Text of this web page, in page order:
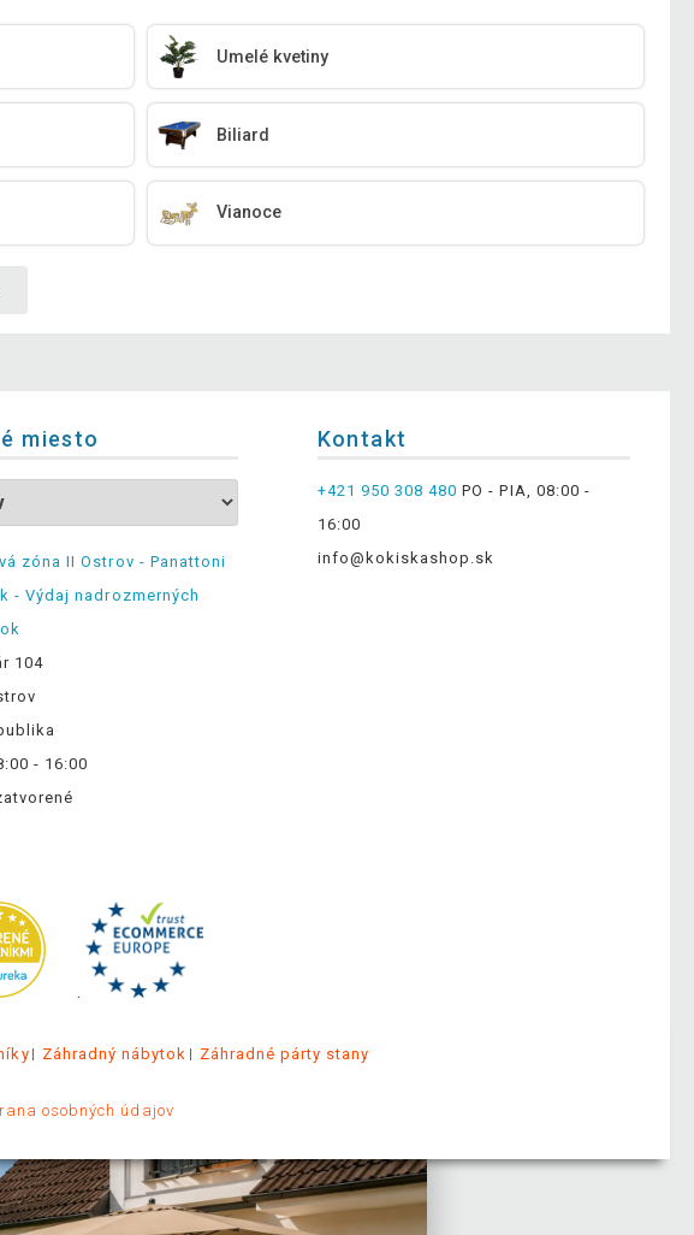
Umelé kvetiny
Biliard
Vianoce
miesto
zóna II Ostrov - Panattoni
- Výdaj nadrozmerných
104
- 16:00
Kontakt
+421 950 308 480 PO - PIA, 08:00 -
16:00
info@kokiskashop.sk
.
Záhradný nábytok Záhradné párty stany
osobných údajov